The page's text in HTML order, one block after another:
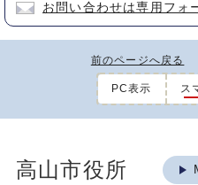
お問い合わせは専用フォ
前のページへ戻る
PC表示 ス
高山市役所